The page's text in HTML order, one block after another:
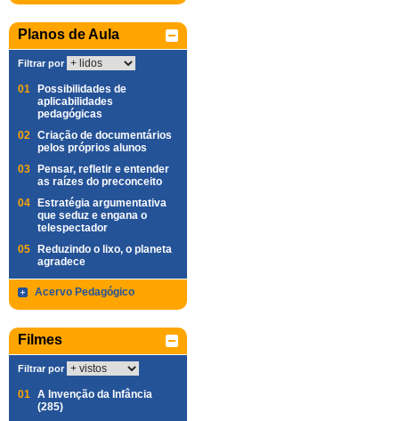
Planos de Aula
Filtrar por
01
Possibilidades de
aplicabilidades
pedagógicas
02 Criação de documentários
pelos próprios alunos
03
Pensar, refletir e entender
as raízes do preconceito
04
Estratégia argumentativa
que seduz e engana o
telespectador
05
Reduzindo o lixo, o planeta
agradece
Acervo Pedagógico
Filmes
Filtrar por
01 A Invenção da Infância
(285)